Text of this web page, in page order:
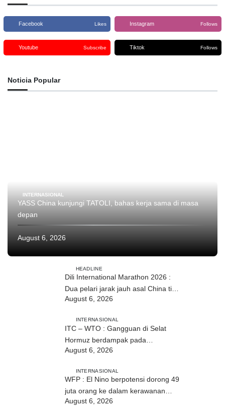
Facebook Likes Instagram Follows
Youtube Subscribe Tiktok Follows
Noticia Popular
INTERNASIONAL
YASS China kunjungi TATOLI, bahas kerja sama di masa
depan
August 6, 2026
HEADLINE
Dili International Marathon 2026 :
Dua pelari jarak jauh asal China tiba
di Dili
August 6, 2026
INTERNASIONAL
ITC – WTO : Gangguan di Selat
Hormuz berdampak pada
perdagangan energi, pupuk, dan
August 6, 2026
INTERNASIONAL
WFP : El Nino berpotensi dorong 49
juta orang ke dalam kerawanan
pangan akut
August 6, 2026